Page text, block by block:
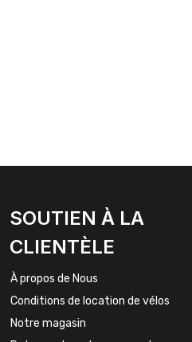
SOUTIEN À LA
CLIENTÈLE
À propos de Nous
Conditions de location de vélos
Notre magasin